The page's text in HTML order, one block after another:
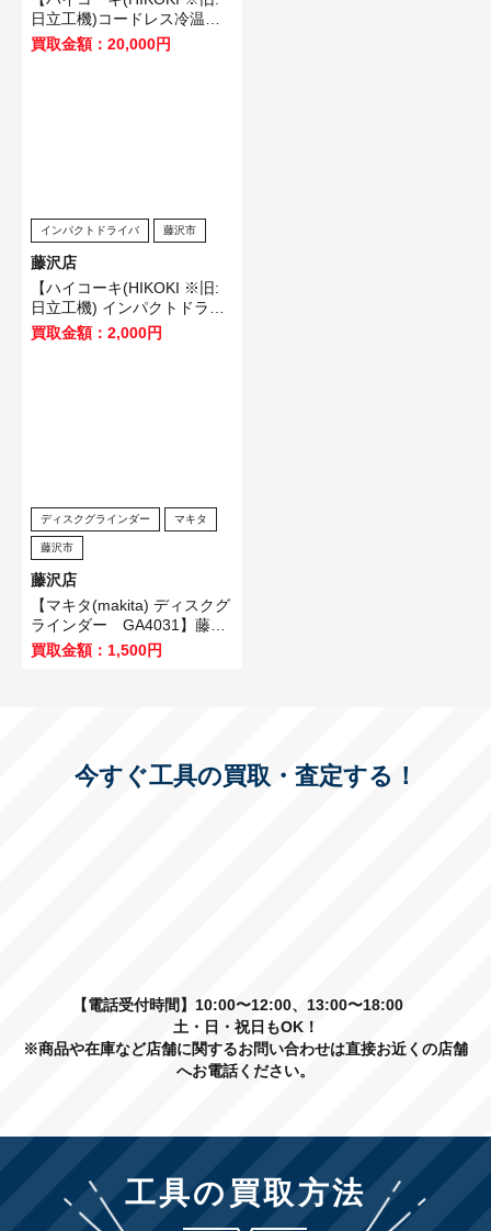
日立工機)コードレス冷温庫
UL18DB(NMG)】藤沢市のお
客様から買取させていただき
買取金額：20,000円
インパクトドライバ 藤沢市
藤沢店
【ハイコーキ(HIKOKI ※旧:
日立工機) インパクトドライ
バ WH12VE】横浜市のお客
様から買取させていただきま
買取金額：2,000円
ディスクグラインダー マキタ
藤沢市
藤沢店
【マキタ(makita) ディスクグ
ラインダー GA4031】藤沢
市のお客様から買取させてい
ただきました！
買取金額：1,500円
今すぐ工具の買取・査定する！
【電話受付時間】10:00〜12:00、13:00〜18:00
土・日・祝日もOK！
※商品や在庫など店舗に関するお問い合わせは直接お近くの店舗
へお電話ください。
工具の買取方法